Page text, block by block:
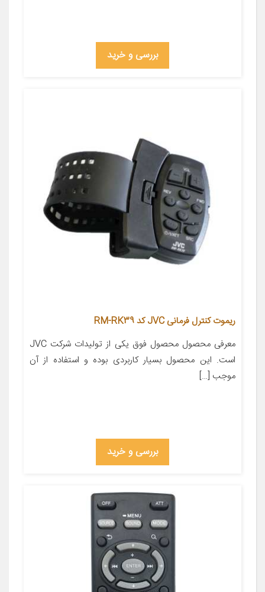
بررسی و خرید
ریموت کنترل فرمانی JVC کد RM-RK39
معرفی محصول محصول فوق یکی از تولیدات شرکت JVC
است. این محصول بسیار کاربردی بوده و استفاده از آن
موجب […]
بررسی و خرید